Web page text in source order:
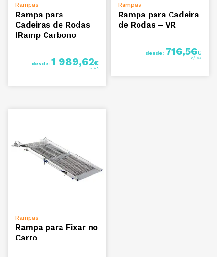
Rampas
Rampa para
Cadeiras de Rodas
IRamp Carbono
desde: 1 989,62€
Rampas
Rampa para Cadeira
de Rodas – VR
desde: 716,56€
Rampas
Rampa para Fixar no
Carro